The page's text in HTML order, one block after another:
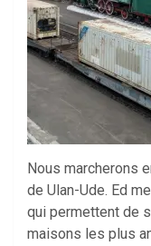
Nous marcherons
de Ulan-Ude. Ed
qui permettent de
maisons les plus